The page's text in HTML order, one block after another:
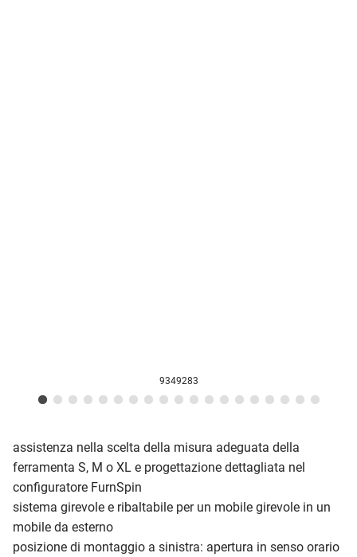
9349283
assistenza nella scelta della misura adeguata della
ferramenta S, M o XL e progettazione dettagliata nel
configuratore FurnSpin
sistema girevole e ribaltabile per un mobile girevole in un
mobile da esterno
posizione di montaggio a sinistra: apertura in senso orario